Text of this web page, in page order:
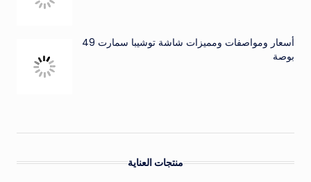
أسعار ومواصفات ومميزات شاشة توشيبا سمارت 49
بوصة
منتجات العناية